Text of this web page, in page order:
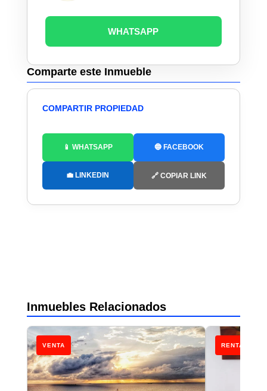
WHATSAPP
Comparte este Inmueble
COMPARTIR PROPIEDAD
📱 WHATSAPP 🔵 FACEBOOK
💼 LINKEDIN 🔗 COPIAR LINK
Inmuebles Relacionados
VENTA RENTA